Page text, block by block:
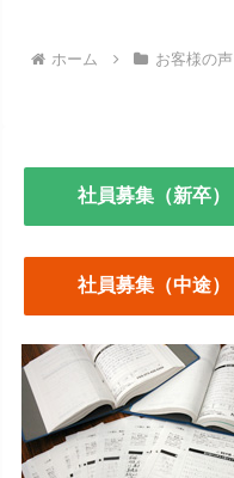
ホーム お客様の声
社員募集（新卒）
社員募集（中途）